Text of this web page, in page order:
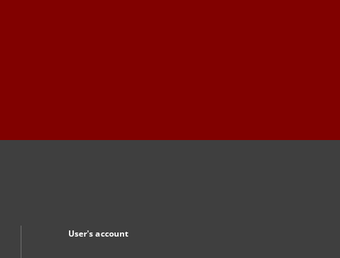
User's account